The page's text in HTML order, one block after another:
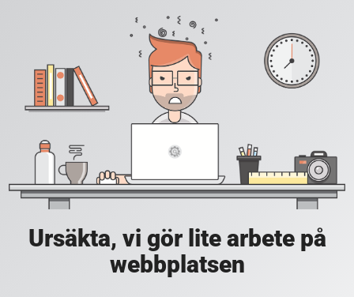
Ursäkta, vi gör lite arbete på
webbplatsen